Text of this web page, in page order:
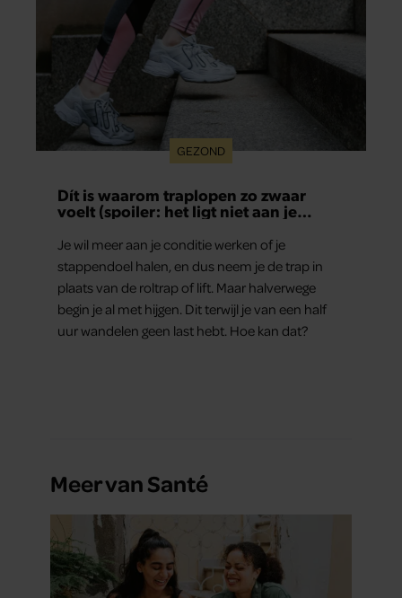
GEZOND
Dít is waarom traplopen zo zwaar
voelt (spoiler: het ligt niet aan je
Je wil meer aan je conditie werken of je
stappendoel halen, en dus neem je de trap in
plaats van de roltrap of lift. Maar halverwege
begin je al met hijgen. Dit terwijl je van een half
uur wandelen geen last hebt. Hoe kan dat?
Meer van Santé